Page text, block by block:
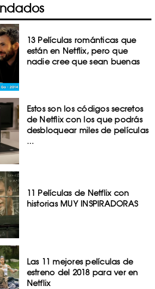
13 Películas románticas que
están en Netflix, pero que
nadie cree que sean buenas
Estos son los códigos secretos
de Netflix con los que podrás
desbloquear miles de películas
...
11 Películas de Netflix con
historias MUY INSPIRADORAS
Las 11 mejores películas de
estreno del 2018 para ver en
Netflix